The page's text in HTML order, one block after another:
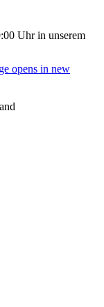
Uhr in unserem
opens in new